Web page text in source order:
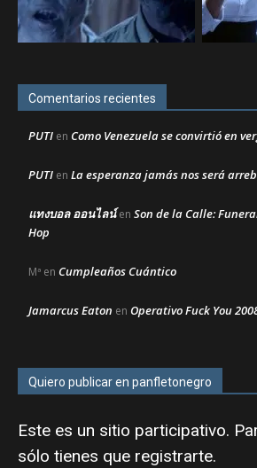
Comentarios recientes
PUTI en Como Venezuela se convirtió en
PUTI en La esperanza jamás nos será
แทงบอล ออนไลน์en Son de la Calle:
Hop
Mª en Cumpleaños Cuántico
Jamarcus Eaton en Operativo Fuck You
Quiero publicar en panfletonegro
Este es un sitio participativo.
sólo tienes que registrarte.